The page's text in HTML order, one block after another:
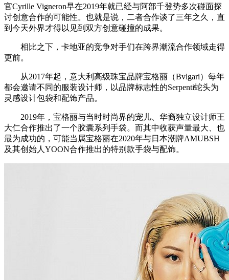
官Cyrille Vigneron早在2019年就已经与阿部千登势多次碰面探
讨创意合作的可能性。也就是说，二者合作谈了三年之久，直
到今天外界才得以见到双方创意碰撞的成果。
相比之下，卡地亚的竞争对手们在跨界潮流合作领域走得
更前。
从2017年起，意大利高级珠宝品牌宝格丽（Bvlgari）每年
都会邀请不同的服装设计师，以品牌标志性的Serpenti蛇头为
灵感设计包袋和配饰产品。
2019年，宝格丽与当时时尚界的宠儿、华裔独立设计师王
大仁合作推出了一个胶囊系列手袋。而其中收获声量最大、也
最为成功的，可能当属宝格丽在2020年与日本潮牌AMUBSH
及其创始人YOON合作推出的特别款手袋与配饰。